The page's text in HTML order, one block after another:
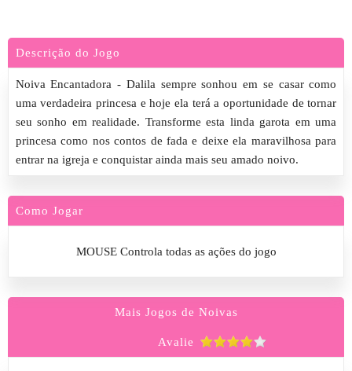
Descrição do Jogo
Noiva Encantadora - Dalila sempre sonhou em se casar como
uma verdadeira princesa e hoje ela terá a oportunidade de tornar
seu sonho em realidade. Transforme esta linda garota em uma
princesa como nos contos de fada e deixe ela maravilhosa para
entrar na igreja e conquistar ainda mais seu amado noivo.
Como Jogar
MOUSE Controla todas as ações do jogo
Mais Jogos de Noivas
Avalie